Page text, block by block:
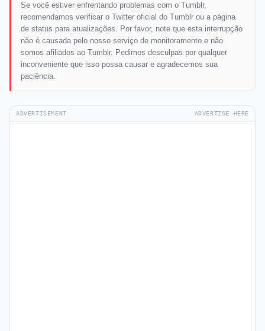
Se você estiver enfrentando problemas com o Tumblr,
recomendamos verificar o Twitter oficial do Tumblr ou a página
de status para atualizações. Por favor, note que esta interrupção
não é causada pelo nosso serviço de monitoramento e não
somos afiliados ao Tumblr. Pedimos desculpas por qualquer
inconveniente que isso possa causar e agradecemos sua
paciência.
ADVERTISEMENT ADVERTISE HERE